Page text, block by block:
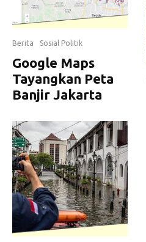
Berita Sosial Politik
Google Maps
Tayangkan Peta
Banjir Jakarta